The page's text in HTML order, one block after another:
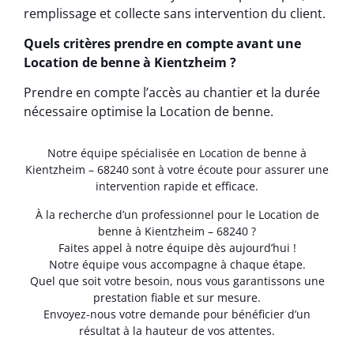
remplissage et collecte sans intervention du client.
Quels critères prendre en compte avant une
Location de benne à Kientzheim ?
Prendre en compte l’accès au chantier et la durée
nécessaire optimise la Location de benne.
Notre équipe spécialisée en Location de benne à
Kientzheim – 68240 sont à votre écoute pour assurer une
intervention rapide et efficace.
À la recherche d’un professionnel pour le Location de
benne à Kientzheim – 68240 ?
Faites appel à notre équipe dès aujourd’hui !
Notre équipe vous accompagne à chaque étape.
Quel que soit votre besoin, nous vous garantissons une
prestation fiable et sur mesure.
Envoyez-nous votre demande pour bénéficier d’un
résultat à la hauteur de vos attentes.